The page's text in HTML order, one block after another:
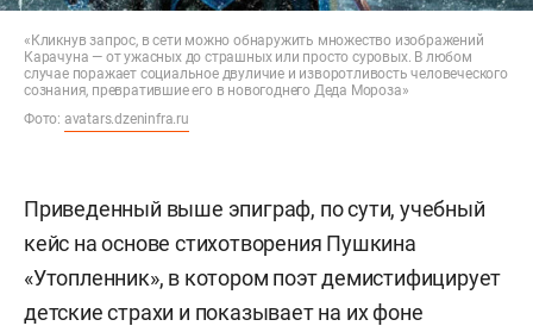
«Кликнув запрос, в сети можно обнаружить множество изображений
Карачуна — от ужасных до страшных или просто суровых. В любом
случае поражает социальное двуличие и изворотливость человеческого
сознания, превратившие его в новогоднего Деда Мороза»
Фото: avatars.dzeninfra.ru
Приведенный выше эпиграф, по сути, учебный
кейс на основе стихотворения Пушкина
«Утопленник», в котором поэт демистифицирует
детские страхи и показывает на их фоне